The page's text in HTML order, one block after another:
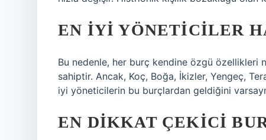
EN IYI YÖNETICILER
Bu nedenle, her burç kendine özgü özellikleri
sahiptir. Ancak, Koç, Boğa, İkizler, Yengeç,
iyi yöneticilerin bu burçlardan geldiğini
EN DIKKAT ÇEKICI